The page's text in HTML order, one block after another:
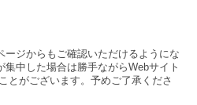
ジからもご確認いただけるようにな
中した場合は勝手ながらWebサイト
とがございます。予めご了承くださ